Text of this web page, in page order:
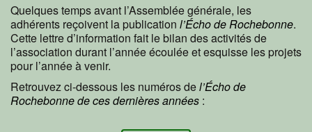
Quelques temps avant l’Assemblée générale, les
adhérents reçoivent la publication l’Écho de Rochebonne.
Cette lettre d’information fait le bilan des activités de
l’association durant l’année écoulée et esquisse les projets
pour l’année à venir.
Retrouvez ci-dessous les numéros del’Écho de
Rochebonne de ces dernières années :